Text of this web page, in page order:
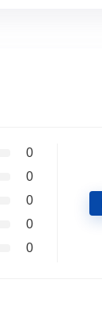
0
0
0
0
0